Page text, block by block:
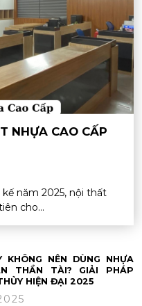
NHỰA CAO CẤP
năm 2025, nội thất
cho...
KHÔNG NÊN DÙNG NHỰA
THẦN TÀI? GIẢI PHÁP
HIỆN ĐẠI 2025